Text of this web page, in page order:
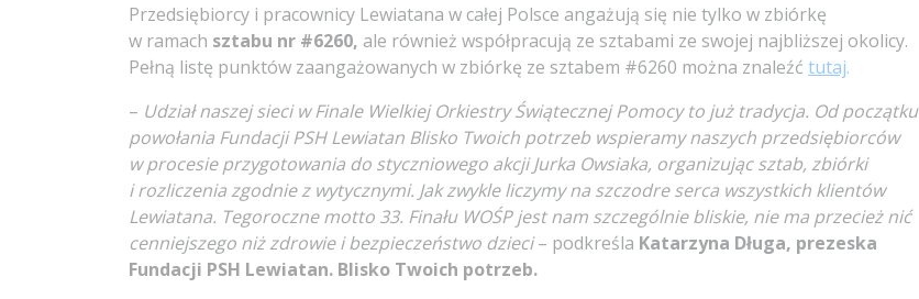
Przedsiębiorcy i pracownicy Lewiatana w całej Polsce angażują się nie tylko w zbiórkę
w ramach sztabu nr #6260, ale również współpracują ze sztabami ze swojej najbliższej okolicy.
Pełną listę punktów zaangażowanych w zbiórkę ze sztabem #6260 można znaleźć tutaj.
– Udział naszej sieci w Finale Wielkiej Orkiestry Świątecznej Pomocy to już tradycja. Od początku
powołania Fundacji PSH Lewiatan Blisko Twoich potrzeb wspieramy naszych przedsiębiorców
w procesie przygotowania do styczniowego akcji Jurka Owsiaka, organizując sztab, zbiórki
i rozliczenia zgodnie z wytycznymi. Jak zwykle liczymy na szczodre serca wszystkich klientów
Lewiatana. Tegoroczne motto 33. Finału WOŚP jest nam szczególnie bliskie, nie ma przecież nić
cenniejszego niż zdrowie i bezpieczeństwo dzieci– podkreśla Katarzyna Długa, prezeska
Fundacji PSH Lewiatan. Blisko Twoich potrzeb.